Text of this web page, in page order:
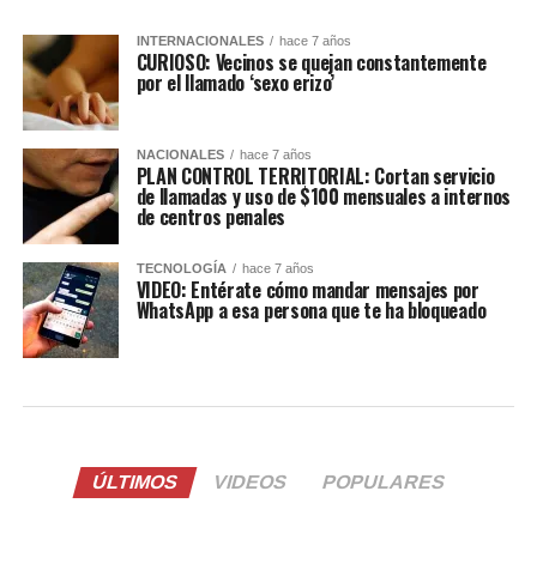
INTERNACIONALES hace 7 años
CURIOSO: Vecinos se quejan constantemente
por el llamado ‘sexo erizo’
NACIONALES hace 7 años
PLAN CONTROL TERRITORIAL: Cortan servicio
de llamadas y uso de $100 mensuales a internos
de centros penales
TECNOLOGÍA hace 7 años
VIDEO: Entérate cómo mandar mensajes por
WhatsApp a esa persona que te ha bloqueado
ÚLTIMOS VIDEOS POPULARES